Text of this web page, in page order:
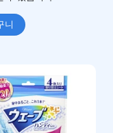
니